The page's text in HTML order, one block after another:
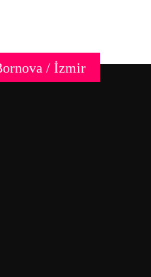
/ İzmir